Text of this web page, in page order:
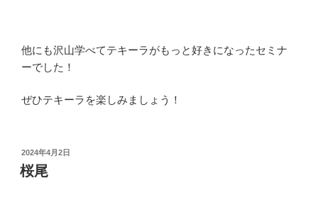
他にも沢山学べてテキーラがもっと好きになったセミナ
ーでした！
ぜひテキーラを楽しみましょう！
投
稿
日:
2024年4月2日
桜尾